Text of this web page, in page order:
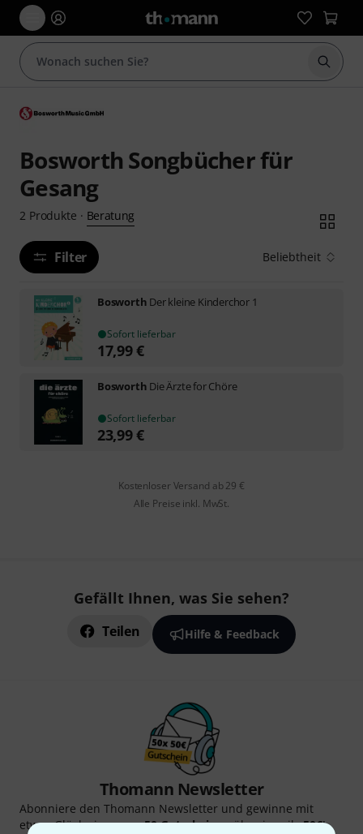
Suche
Bosworth Songbücher für
Gesang
2 Produkte · Beratung
Filter Beliebtheit
Bosworth Der kleine Kinderchor 1
Sofort lieferbar
17,99€
Bosworth Die Ärzte for Chöre
Sofort lieferbar
23,99€
Kostenloser Versand ab 29 €
Alle Preise inkl. MwSt.
Gefällt Ihnen, was Sie sehen?
Teilen Hilfe & Feedback
Thomann Newsletter
Abonniere den Thomann Newsletter und gewinne mit
etwas Glück einen von50 Gutscheinenüber jeweils50€!